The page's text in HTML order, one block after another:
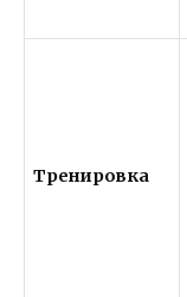
Тренировка